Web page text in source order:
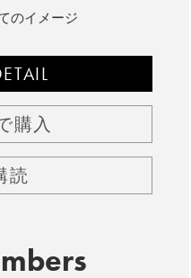
のイメージ
購入
読